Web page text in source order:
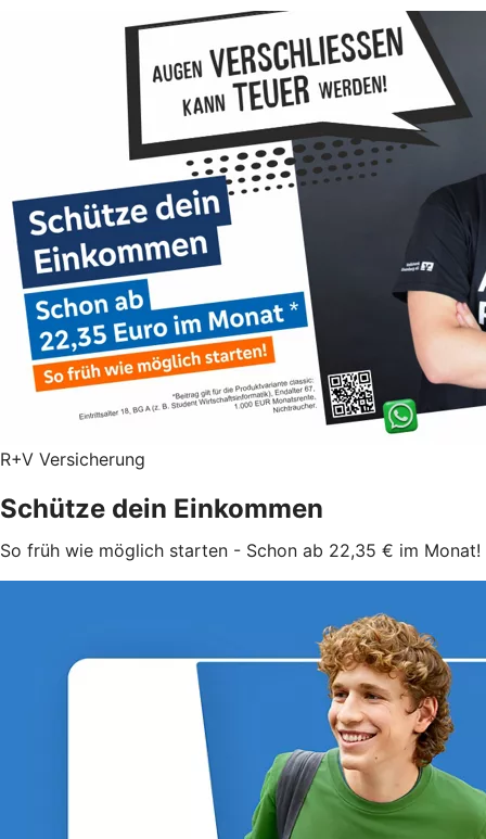
R+V Versicherung
Schütze dein Einkommen
So früh wie möglich starten - Schon ab 22,35 € im Monat!